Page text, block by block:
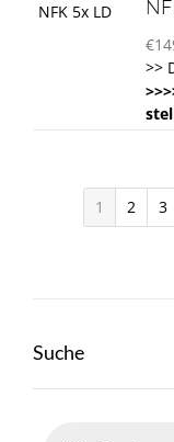
€
>>
1 2 3
Suche